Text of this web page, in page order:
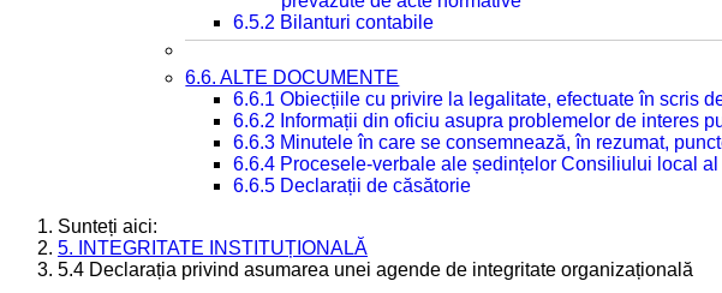
6.5.2 Bilanturi contabile
6.6. ALTE DOCUMENTE
6.6.1 Obiecțiile cu privire la legalitate, efectuate în scris
6.6.2 Informații din oficiu asupra problemelor de interes
6.6.3 Minutele în care se consemnează, în rezumat,
6.6.4 Procesele-verbale ale ședințelor Consiliului local al
6.6.5 Declarații de căsătorie
Sunteți aici:
5. INTEGRITATE INSTITUȚIONALĂ
5.4 Declarația privind asumarea unei agende de integritate organizațională